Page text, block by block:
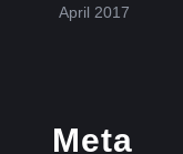
April 2017
Meta